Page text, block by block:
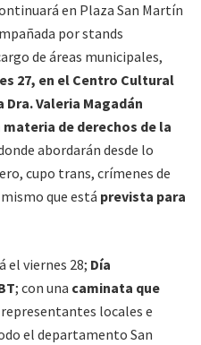
en Plaza San Martín
por stands
de áreas municipales,
27, en el Centro Cultural
Valeria Magadán
de derechos de la
abordarán desde lo
cupo trans, crímenes de
que está prevista para
el viernes 28; Día
; con una caminata que
locales e
el departamento San